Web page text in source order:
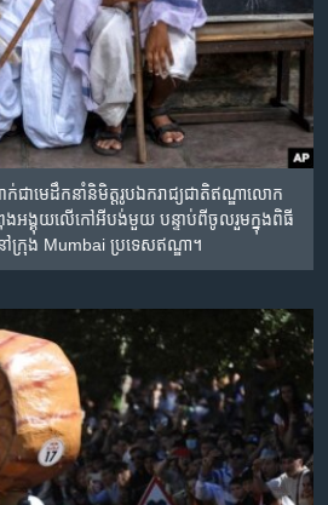
ា​មេដឹកនាំ​និមិត្តរូប​ឯករាជ្យ​ជាតិ​ឥណ្ឌា​លោក
អង្គុយ​លើ​កៅអីបង់​មួយ បន្ទាប់​ពី​ចូលរួម​ក្នុង​ពិធី​
ក្រុង Mumbai ប្រទេស​ឥណ្ឌា។